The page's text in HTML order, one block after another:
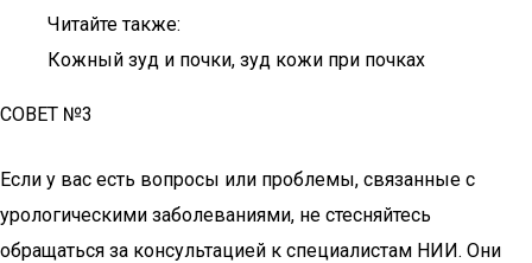
Читайте также:
Кожный зуд и почки, зуд кожи при почках
СОВЕТ №3
Если у вас есть вопросы или проблемы, связанные с
урологическими заболеваниями, не стесняйтесь
обращаться за консультацией к специалистам НИИ. Они